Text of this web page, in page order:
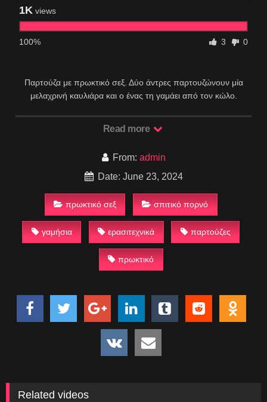
1K views
100% 3 0
Παρτούζα με πρωκτικό σεξ. Δύο άντρες παρτουζώνουν μία
μελαχρινή καυλιάρα και ο ένας τη γαμάει από τον κώλο.
Read more
From: admin
Date: June 23, 2024
πρωκτικό σεξ σπιτικό πορνό
γαμήσια ερασιτεχνικά παρτούζες
πρωκτικό
Related videos